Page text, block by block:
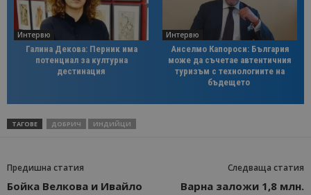
Интервю
Галина Декова: Перник има
потенциал за културна
дестинация
Интервю
Анселмо Капороси: България
може да съчетае автентичния
туризъм с технологиите на
бъдещето
ТАГОВЕ ДОБРИЧ ИНДИЙЦИ
Предишна статия
Бойка Велкова и Ивайло
Следваща статия
Варна заложи 1,8 млн.